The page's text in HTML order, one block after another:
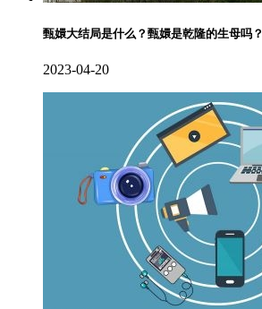
甄嬛大结局是什么？甄嬛是乾隆的生母吗？
2023-04-20